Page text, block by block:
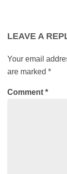
LEAVE A
Your email
are marked *
Comment *